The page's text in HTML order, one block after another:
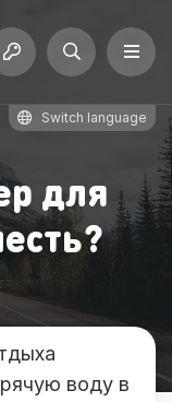
Switch language
для
воду в